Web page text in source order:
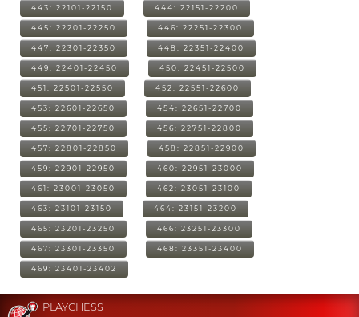
443: 22101-22150 444: 22151-22200
445: 22201-22250 446: 22251-22300
447: 22301-22350 448: 22351-22400
449: 22401-22450 450: 22451-22500
451: 22501-22550 452: 22551-22600
453: 22601-22650 454: 22651-22700
455: 22701-22750 456: 22751-22800
457: 22801-22850 458: 22851-22900
459: 22901-22950 460: 22951-23000
461: 23001-23050 462: 23051-23100
463: 23101-23150 464: 23151-23200
465: 23201-23250 466: 23251-23300
467: 23301-23350 468: 23351-23400
469: 23401-23402
PLAYCHESS